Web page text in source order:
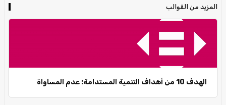
المزيد من القوالب
الهدف 10 من أهداف التنمية المستدامة: عدم المساواة